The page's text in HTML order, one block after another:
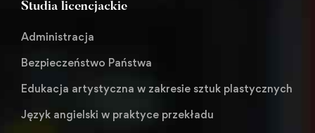
Studia licencjackie
Administracja
Bezpieczeństwo Państwa
Edukacja artystyczna w zakresie sztuk plastycznych
Język angielski w praktyce przekładu